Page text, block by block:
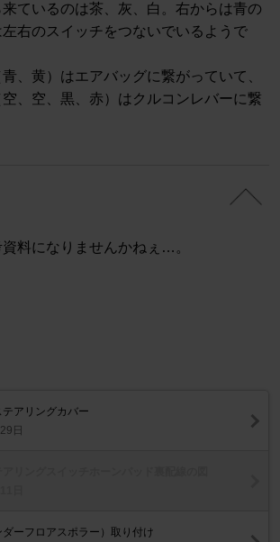
ているのは茶、灰、白。右からは青の
右のスイッチをつないでいるようで
、黄）はエアバッグに繋がっていて、
、空、黒、赤）はクルコンレバーに繋
料になりませんかねぇ…。
アリングカバー
日
ダーフロアスポラー）取り付け